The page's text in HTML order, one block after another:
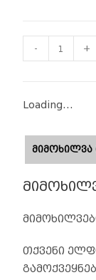
- +
Loading...
ᲛᲘᲛᲝᲮᲘᲚᲕᲐ
თქვენი